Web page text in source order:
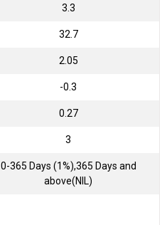
3.3
32.7
2.05
-0.3
0.27
3
0-365 Days (1%),365 Days and
above(NIL)